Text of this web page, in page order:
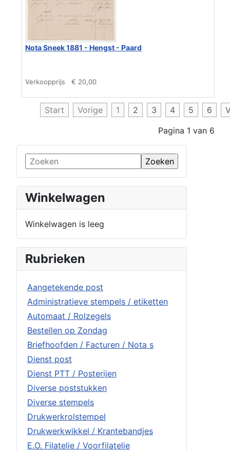
Winkelwagen
Winkelwagen is leeg
Rubrieken
Aangetekende post
Administratieve stempels / etiketten
Automaat / Rolzegels
Bestellen op Zondag
Briefhoofden / Facturen / Nota s
Dienst post
Dienst PTT / Posterijen
Diverse poststukken
Diverse stempels
Drukwerkrolstempel
Drukwerkwikkel / Krantebandjes
E.O. Filatelie / Voorfilatelie
Nota Sneek 1881 - Hengst - Paard
Verkoopprijs € 20,00
Start Vorige 1 2 3 4 5 6
Pagina 1 van 6